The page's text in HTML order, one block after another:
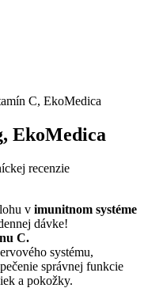
EkoMedica
recenzie
v imunitnom systéme
dávke!
C.
systému,
správnej funkcie
a pokožky.